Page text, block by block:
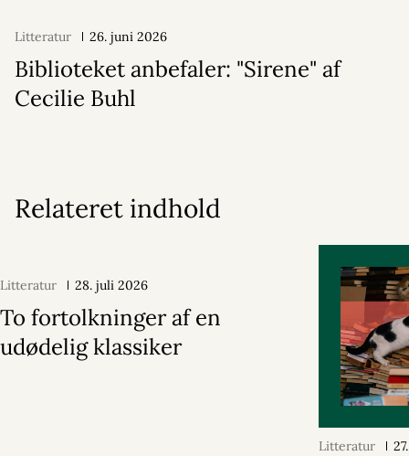
Litteratur 26. juni 2026
Biblioteket anbefaler: "Sirene" af
Cecilie Buhl
Relateret indhold
Litteratur 28. juli 2026
To fortolkninger af en
udødelig klassiker
Litteratur